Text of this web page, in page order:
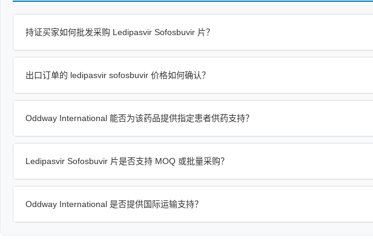
持证买家如何批发采购 Ledipasvir Sofosbuvir 片？
出口订单的 ledipasvir sofosbuvir 价格如何确认？
Oddway International 能否为该药品提供指定患者供药支持？
Ledipasvir Sofosbuvir 片是否支持 MOQ 或批量采购？
Oddway International 是否提供国际运输支持？